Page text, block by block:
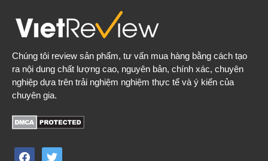
Chúng tôi review sản phẩm, tư vấn mua hàng bằng cách tạo
ra nội dung chất lượng cao, nguyên bản, chính xác, chuyên
nghiệp dựa trên trải nghiệm nghiệm thực tế và ý kiến của
chuyên gia.
facebooktwitter